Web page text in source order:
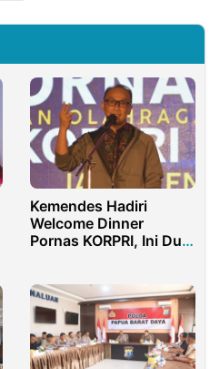
Kemendes Hadiri
Welcome Dinner
Pornas KORPRI, Ini Dua